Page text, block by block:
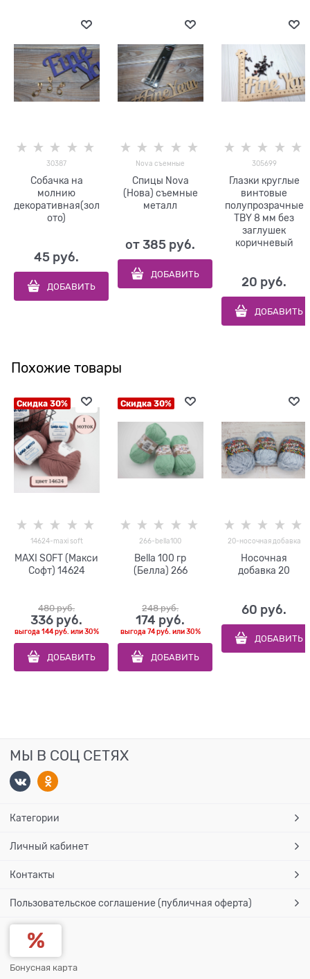
30387
Собачка на
молнию
декоративная(зол
ото)
45 руб.
ДОБАВИТЬ
Nova съемные
Спицы Nova
(Нова) съемные
металл
от385 руб.
ДОБАВИТЬ
305699
Глазки круглые
винтовые
полупрозрачные
TBY 8 мм без
заглушек
коричневый
20 руб.
ДОБАВИТЬ
Похожие товары
Скидка 30%
14624-maxi soft
MAXI SOFT (Макси
Софт) 14624
480 руб.
336 руб.
выгода 144 руб. или30%
ДОБАВИТЬ
Скидка 30%
266-bella100
Bella 100 гр
(Белла) 266
248 руб.
174 руб.
выгода 74 руб. или30%
ДОБАВИТЬ
20-носочная добавка
Носочная
добавка 20
60 руб.
ДОБАВИТЬ
МЫ В СОЦ СЕТЯХ
Категории
Личный кабинет
Контакты
Пользовательское соглашение (публичная оферта)
Бонусная карта